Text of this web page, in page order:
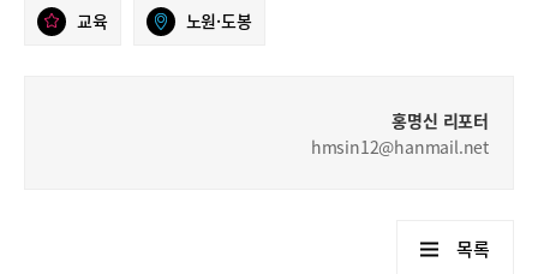
교육 노원·도봉
홍명신 리포터
hmsin12@hanmail.net
목록